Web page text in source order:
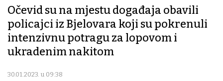
Očevid su na mjestu događaja obavili
policajci iz Bjelovara koji su pokrenuli
intenzivnu potragu za lopovom i
ukradenim nakitom
30.01.2023. u 09:38